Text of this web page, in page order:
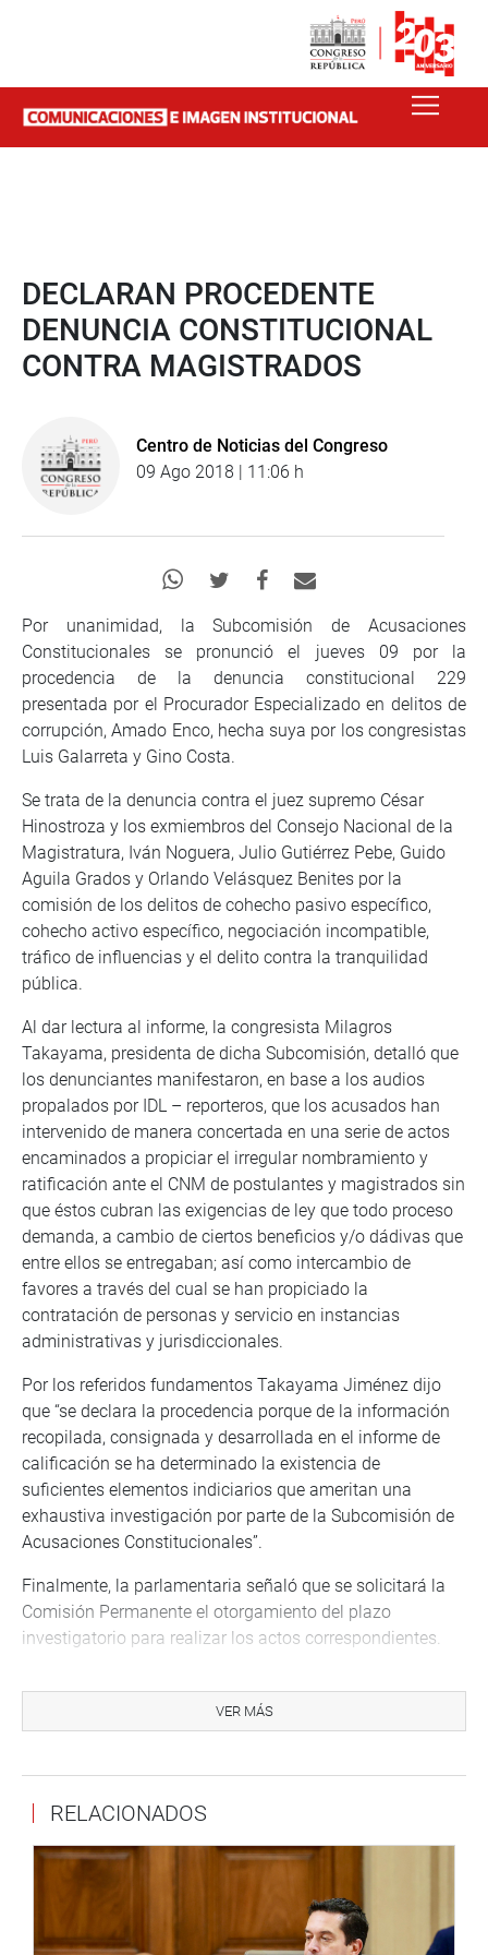
DECLARAN PROCEDENTE
DENUNCIA CONSTITUCIONAL
CONTRA MAGISTRADOS
Centro de Noticias del Congreso
09 Ago 2018 | 11:06 h
Por unanimidad, la Subcomisión de Acusaciones
Constitucionales se pronunció el jueves 09 por la
procedencia de la denuncia constitucional 229
presentada por el Procurador Especializado en delitos de
corrupción, Amado Enco, hecha suya por los congresistas
Luis Galarreta y Gino Costa.
Se trata de la denuncia contra el juez supremo César
Hinostroza y los exmiembros del Consejo Nacional de la
Magistratura, Iván Noguera, Julio Gutiérrez Pebe, Guido
Aguila Grados y Orlando Velásquez Benites por la
comisión de los delitos de cohecho pasivo específico,
cohecho activo específico, negociación incompatible,
tráfico de influencias y el delito contra la tranquilidad
pública.
Al dar lectura al informe, la congresista Milagros
Takayama, presidenta de dicha Subcomisión, detalló que
los denunciantes manifestaron, en base a los audios
propalados por IDL – reporteros, que los acusados han
intervenido de manera concertada en una serie de actos
encaminados a propiciar el irregular nombramiento y
ratificación ante el CNM de postulantes y magistrados sin
que éstos cubran las exigencias de ley que todo proceso
demanda, a cambio de ciertos beneficios y/o dádivas que
entre ellos se entregaban; así como intercambio de
favores a través del cual se han propiciado la
contratación de personas y servicio en instancias
administrativas y jurisdiccionales.
Por los referidos fundamentos Takayama Jiménez dijo
que “se declara la procedencia porque de la información
recopilada, consignada y desarrollada en el informe de
calificación se ha determinado la existencia de
suficientes elementos indiciarios que ameritan una
exhaustiva investigación por parte de la Subcomisión de
Acusaciones Constitucionales”.
Finalmente, la parlamentaria señaló que se solicitará la
Comisión Permanente el otorgamiento del plazo
investigatorio para realizar los actos correspondientes.
En la sesión, el congresista Víctor García Belaunde
la pertinencia de las pruebas y/o indicios- de la acusación
del Fiscal de la Nación, Pedro Chávarry (denuncia Nro.
227). En su reemplazo fue designado Juan Sheput.
Respecto de la misma denuncia el congresista Marco
Arana, anunció que se inhibirá de votar por ser el
proponente.
VER MÁS
RELACIONADOS